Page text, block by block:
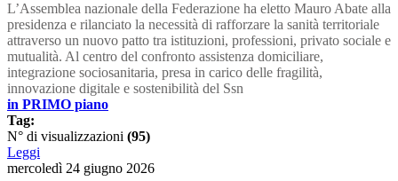
L’Assemblea nazionale della Federazione ha eletto Mauro Abate alla
presidenza e rilanciato la necessità di rafforzare la sanità territoriale
attraverso un nuovo patto tra istituzioni, professioni, privato sociale e
mutualità. Al centro del confronto assistenza domiciliare,
integrazione sociosanitaria, presa in carico delle fragilità,
innovazione digitale e sostenibilità del Ssn
in PRIMO piano
Tag:
N° di visualizzazioni (95)
Leggi
mercoledì 24 giugno 2026